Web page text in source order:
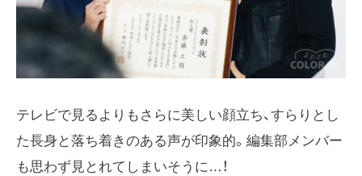
テレビで見るよりもさらに美しい顔立ち、すらりとし
た長身と落ち着きのある声が印象的。編集部メンバー
も思わず見とれてしまいそうに…！